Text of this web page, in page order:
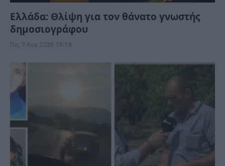
Ελλάδα: Θλίψη για τον θάνατο γνωστής
δημοσιογράφου
Πα, 7 Αυγ 2026 19:18